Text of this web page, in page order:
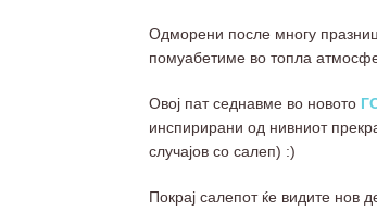
Одморени после многу
помуабетиме во топла
Овој пат седнавме во новото
инспирирани од нивниот
случајов со салеп) :)
Покрај салепот ќе видите нов